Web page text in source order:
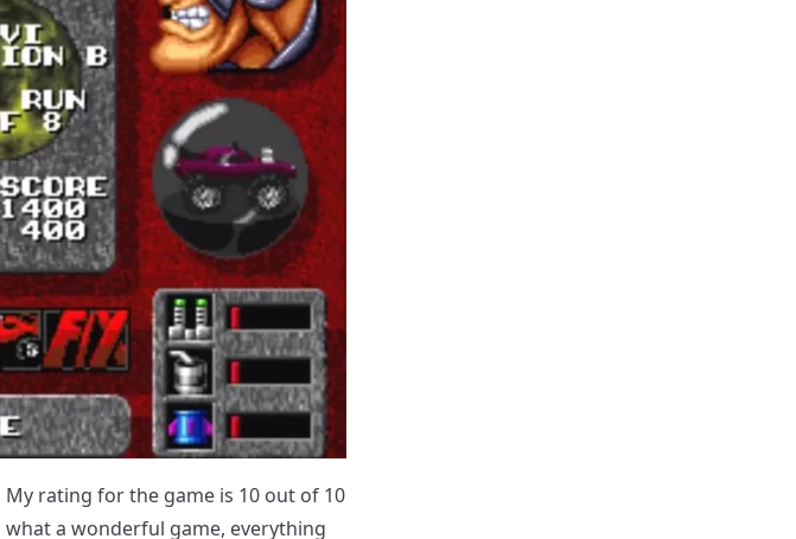
My rating for the game is 10 out of 10
what a wonderful game, everything